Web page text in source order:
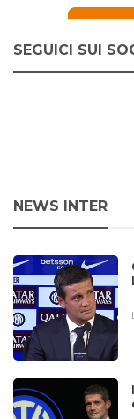
SEGUICI SUI
NEWS INTER